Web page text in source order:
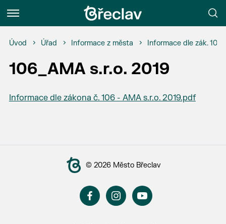
Menu
Úvod Úřad Informace z města Informace dle zák.
106_AMA s.r.o. 2019
Informace dle zákona č. 106 - AMA s.r.o. 2019.pdf
© 2026 Město Břeclav